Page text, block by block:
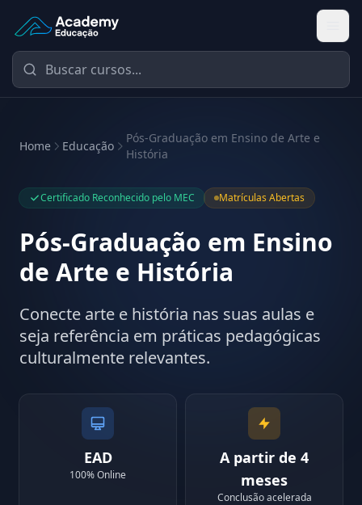
Academy Educação — Página Inicial
Home Educação
Pós-Graduação em Ensino de Arte e
História
Certificado Reconhecido pelo MEC Matrículas Abertas
Pós-Graduação em Ensino
de Arte e História
Conecte arte e história nas suas aulas e
seja referência em práticas pedagógicas
culturalmente relevantes.
EAD
100% Online
A partir de 4
meses
Conclusão acelerada